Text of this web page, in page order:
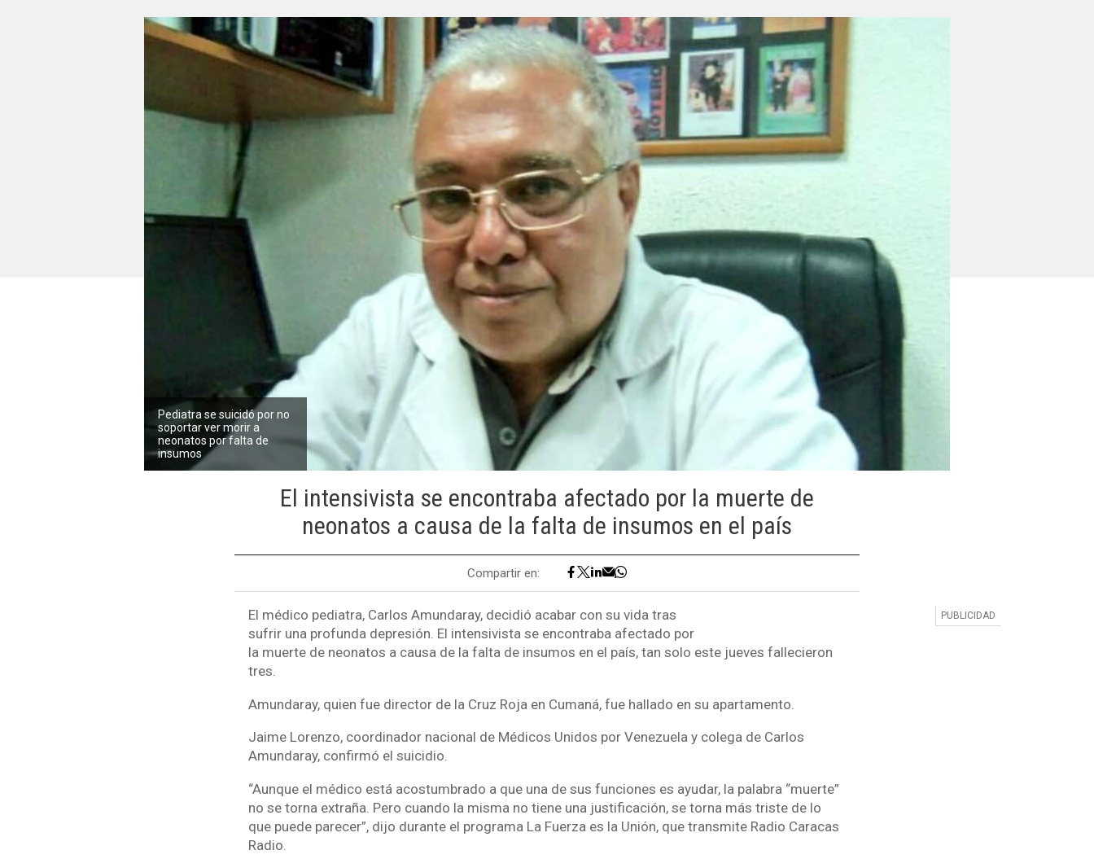
Pediatra se suicidó por no
soportar ver morir a
neonatos por falta de
insumos
El intensivista se encontraba afectado por la muerte de
neonatos a causa de la falta de insumos en el país
Compartir en:
El médico pediatra, Carlos Amundaray, decidió acabar con su vida tras
sufrir una profunda depresión. El intensivista se encontraba afectado por
la muerte de neonatos a causa de la falta de insumos en el país, tan solo este jueves fallecieron
tres.
Amundaray, quien fue director de la Cruz Roja en Cumaná, fue hallado en su apartamento.
Jaime Lorenzo, coordinador nacional de Médicos Unidos por Venezuela y colega de Carlos
Amundaray, confirmó el suicidio.
“Aunque el médico está acostumbrado a que una de sus funciones es ayudar, la palabra “muerte”
no se torna extraña. Pero cuando la misma no tiene una justificación, se torna más triste de lo
que puede parecer”, dijo durante el programa La Fuerza es la Unión, que transmite Radio Caracas
Radio.